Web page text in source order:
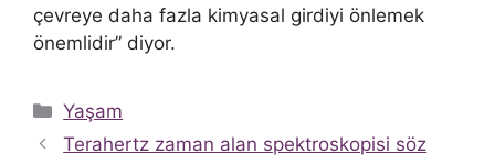
çevreye daha fazla kimyasal girdiyi önlemek
önemlidir” diyor.
Kategoriler
Yaşam
Terahertz zaman alan spektroskopisi söz